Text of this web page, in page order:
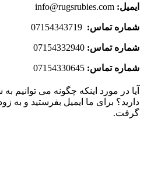
ایمیل:
شماره تماس:
شماره تماس:
شماره تماس:
آیا در مورد اینکه چگونه می
دارید؟ برای ما ایمیل بفرستید و به
گرفت.